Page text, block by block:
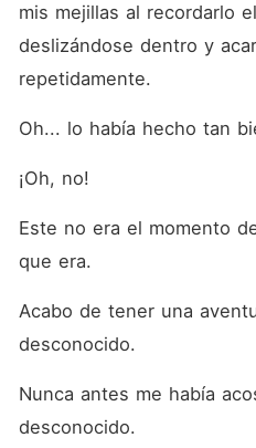
mis mejillas al recordarlo
deslizándose dentro y
repetidamente.
Oh... lo había hecho tan
¡Oh, no!
Este no era el momento
que era.
Acabo de tener una
desconocido.
Nunca antes me había
desconocido.